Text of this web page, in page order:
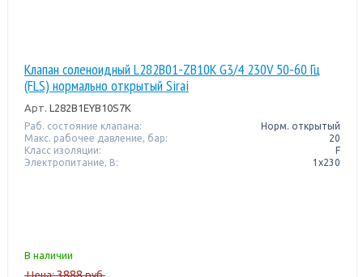
Клапан соленоидный L282B01-ZB10K G3/4 230V 50-60 Гц
(FLS) нормально открытый Sirai
Арт. L282B1EYB10S7K
Раб. состояние клапана:
Норм. открытый
Макс. рабочее давление, бар:
20
Класс изоляции:
F
Электропитание, В:
1х230
В наличии
Цена:3888руб.